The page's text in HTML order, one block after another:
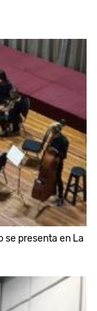
se presenta en La